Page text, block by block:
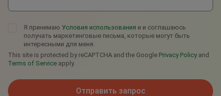
Я принимаю Условия использования и и соглашаюсь
получать маркетинговые письма, которые могут быть
интересными для меня.
This site is protected by reCAPTCHA and the Google Privacy Policyand
Terms of Service apply.
Отправить запрос